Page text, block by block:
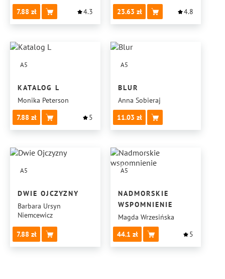
7.88 4.3
23.63
4.8
A5
KATALOG L
Monika Peterson
7.88
5
A5
BLUR
Anna Sobieraj
11.03
A5
DWIE OJCZYZNY
Barbara Ursyn
Niemcewicz
7.88
A5
NADMORSKIE
WSPOMNIENIE
Magda Wrzesińska
44.1
5